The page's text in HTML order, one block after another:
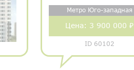
Метро Юго-западная
Цена: 3 900 000 ₽
ID 60102